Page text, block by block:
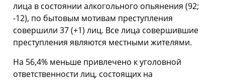
лица в состоянии алкогольного опьянения (92;
-12), по бытовым мотивам преступления
совершили 37 (+1) лиц. Все лица совершившие
преступления являются местными жителями.
На 56,4% меньше привлечено к уголовной
ответственности лиц, состоящих на